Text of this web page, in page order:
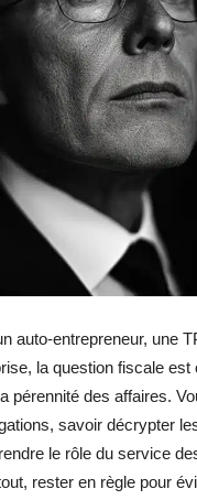
auto-entrepreneur, une
la question fiscale est
pérennité des affaires.
savoir décrypter
le rôle du service
rester en règle pour